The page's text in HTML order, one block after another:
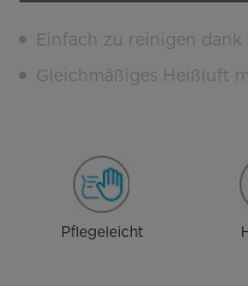
Einfach zu reinigen dank
Gleichmäßiges Heißluft
Pflegeleicht